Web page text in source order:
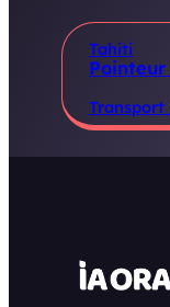
Tahiti